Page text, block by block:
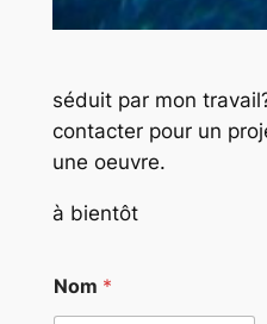
séduit par mon
contacter pour un
une oeuvre.
à bientôt
Nom *